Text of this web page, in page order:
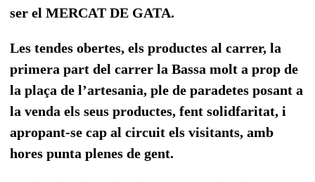
ser el MERCAT DE GATA.
Les tendes obertes, els productes al carrer, la
primera part del carrer la Bassa molt a prop de
la plaça de l’artesania, ple de paradetes posant a
la venda els seus productes, fent solidfaritat, i
apropant-se cap al circuit els visitants, amb
hores punta plenes de gent.